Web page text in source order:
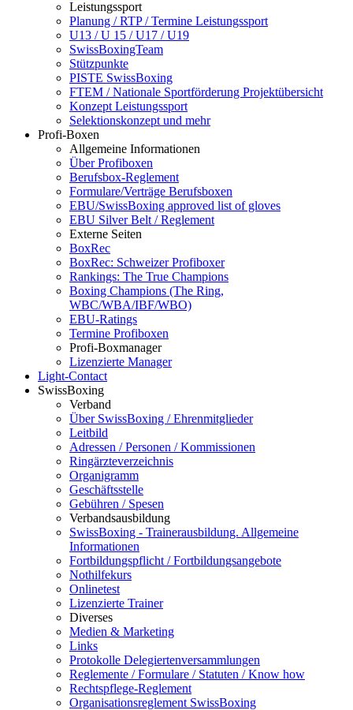
Leistungssport
Planung / RTP / Termine Leistungssport
U13 / U 15 / U17 / U19
SwissBoxingTeam
Stützpunkte
PISTE SwissBoxing
FTEM / Nationale Sportförderung Projektübersicht
Konzept Leistungssport
Selektionskonzept und mehr
Profi-Boxen
Allgemeine Informationen
Über Profiboxen
Berufsbox-Reglement
Formulare/Verträge Berufsboxen
EBU/SwissBoxing approved list of gloves
EBU Silver Belt / Reglement
Externe Seiten
BoxRec
BoxRec: Schweizer Profiboxer
Rankings: The True Champions
Boxing Champions (The Ring,
WBC/WBA/IBF/WBO)
EBU-Ratings
Termine Profiboxen
Profi-Boxmanager
Lizenzierte Manager
Light-Contact
SwissBoxing
Verband
Über SwissBoxing / Ehrenmitglieder
Leitbild
Adressen / Personen / Kommissionen
Ringärzteverzeichnis
Organigramm
Geschäftsstelle
Gebühren / Spesen
Verbandsausbildung
SwissBoxing - Trainerausbildung. Allgemeine
Informationen
Fortbildungspflicht / Fortbildungsangebote
Nothilfekurs
Onlinetest
Lizenzierte Trainer
Diverses
Medien & Marketing
Links
Protokolle Delegiertenversammlungen
Reglemente / Formulare / Statuten / Know how
Rechtspflege-Reglement
Organisationsreglement SwissBoxing